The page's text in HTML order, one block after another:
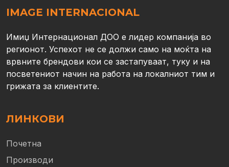
IMAGE INTERNACIONAL
Имиџ Интернационал ДОО е лидер компанија во
регионот. Успехот не се должи само на моќта на
врвните брендови кои се застапуваат, туку и на
посветениот начин на работа на локалниот тим и
грижата за клиентите.
ЛИНКОВИ
Почетна
Производи